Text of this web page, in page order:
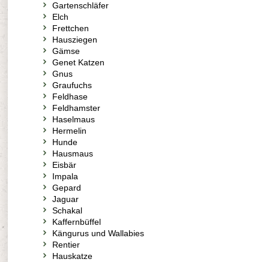
Gartenschläfer
Elch
Frettchen
Hausziegen
Gämse
Genet Katzen
Gnus
Graufuchs
Feldhase
Feldhamster
Haselmaus
Hermelin
Hunde
Hausmaus
Eisbär
Impala
Gepard
Jaguar
Schakal
Kaffernbüffel
Kängurus und Wallabies
Rentier
Hauskatze